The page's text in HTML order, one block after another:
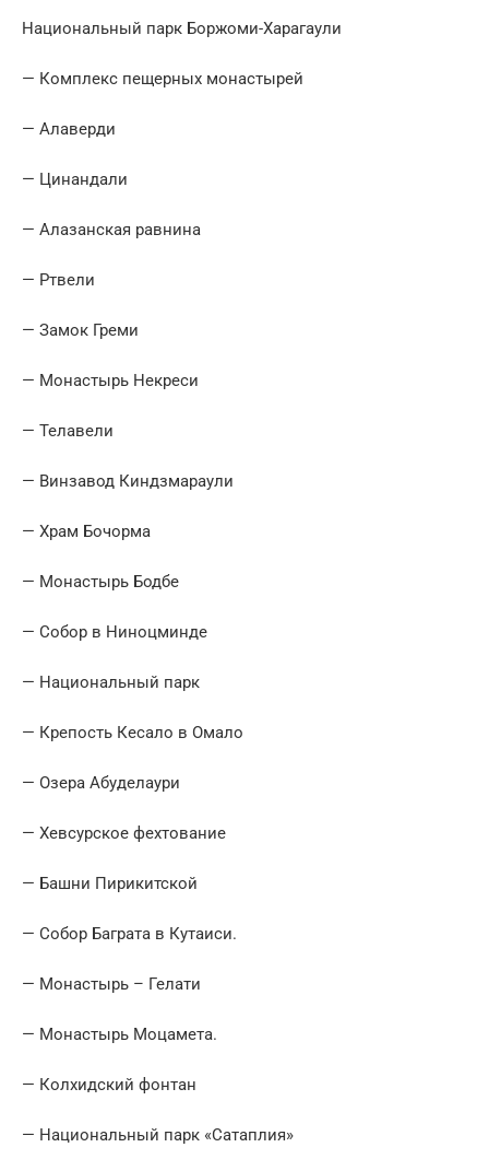
Национальный парк Боржоми-Харагаули
— Комплекс пещерных монастырей
— Алаверди
— Цинандали
— Алазанская равнина
— Ртвели
— Замок Греми
— Монастырь Некреси
— Телавели
— Винзавод Киндзмараули
— Храм Бочорма
— Монастырь Бодбе
— Собор в Ниноцминде
— Национальный парк
— Крепость Кесало в Омало
— Озера Абуделаури
— Хевсурское фехтование
— Башни Пирикитской
— Собор Баграта в Кутаиси.
— Монастырь – Гелати
— Монастырь Моцамета.
— Колхидский фонтан
— Национальный парк «Сатаплия»